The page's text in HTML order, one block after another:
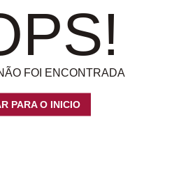
FOI ENCONTRADA
PARA O INICIO